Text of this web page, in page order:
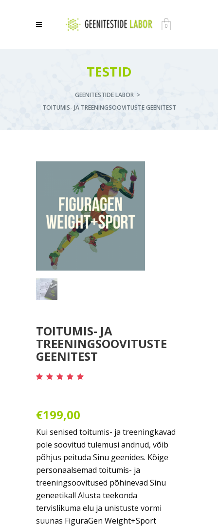
0
TESTID
GEENITESTIDE LABOR >
TOITUMIS- JA TREENINGSOOVITUSTE GEENITEST
TOITUMIS- JA
TREENINGSOOVITUSTE
GEENITEST
€199,00
Kui senised toitumis- ja treeningkavad
pole soovitud tulemusi andnud, võib
põhjus peituda Sinu geenides. Kõige
personaalsemad toitumis- ja
treeningsoovitused põhinevad Sinu
geneetikal! Alusta teekonda
tervislikuma elu ja unistuste vormi
suunas FiguraGen Weight+Sport